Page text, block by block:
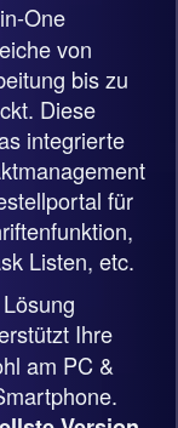
One
von
bis zu
Diese
integrierte
für
Listen, etc.
Ihre
am PC &